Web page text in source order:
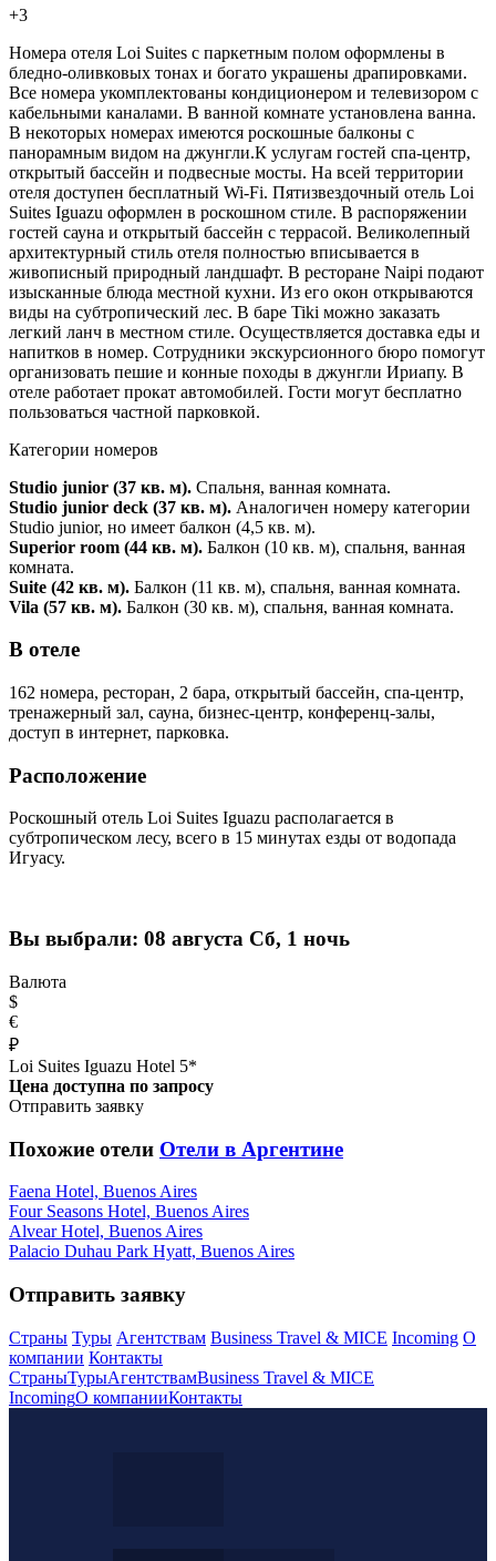
+3
Номера отеля Loi Suites с паркетным полом оформлены в
бледно-оливковых тонах и богато украшены драпировками.
Все номера укомплектованы кондиционером и телевизором с
кабельными каналами. В ванной комнате установлена ванна.
В некоторых номерах имеются роскошные балконы с
панорамным видом на джунгли.К услугам гостей спа-центр,
открытый бассейн и подвесные мосты. На всей территории
отеля доступен бесплатный Wi-Fi. Пятизвездочный отель Loi
Suites Iguazu оформлен в роскошном стиле. В распоряжении
гостей сауна и открытый бассейн с террасой. Великолепный
архитектурный стиль отеля полностью вписывается в
живописный природный ландшафт. В ресторане Naipi подают
изысканные блюда местной кухни. Из его окон открываются
виды на субтропический лес. В баре Tiki можно заказать
легкий ланч в местном стиле. Осуществляется доставка еды и
напитков в номер. Сотрудники экскурсионного бюро помогут
организовать пешие и конные походы в джунгли Ириапу. В
отеле работает прокат автомобилей. Гости могут бесплатно
пользоваться частной парковкой.
Категории номеров
Studio junior (37 кв. м). Спальня, ванная комната.
Studio junior deck (37 кв. м). Аналогичен номеру категории
Studio junior, но имеет балкон (4,5 кв. м).
Superior room (44 кв. м). Балкон (10 кв. м), спальня, ванная
комната.
Suite (42 кв. м). Балкон (11 кв. м), спальня, ванная комната.
Vila (57 кв. м). Балкон (30 кв. м), спальня, ванная комната.
В отеле
162 номера, ресторан, 2 бара, открытый бассейн, спа-центр,
тренажерный зал, сауна, бизнес-центр, конференц-залы,
доступ в интернет, парковка.
Расположение
Роскошный отель Loi Suites Iguazu располагается в
субтропическом лесу, всего в 15 минутах езды от водопада
Игуасу.
Вы выбрали: 08 августа Сб, 1 ночь
Валюта
$
€
₽
Loi Suites Iguazu Hotel 5*
Цена доступна по запросу
Отправить заявку
Похожие отели Отели в Аргентине
Faena Hotel, Buenos Aires
Four Seasons Hotel, Buenos Aires
Alvear Hotel, Buenos Aires
Palacio Duhau Park Hyatt, Buenos Aires
Отправить заявку
Страны Туры Агентствам Business Travel & MICE Incoming О
компании Контакты
СтраныТурыАгентствамBusiness Travel & MICE
IncomingО компанииКонтакты